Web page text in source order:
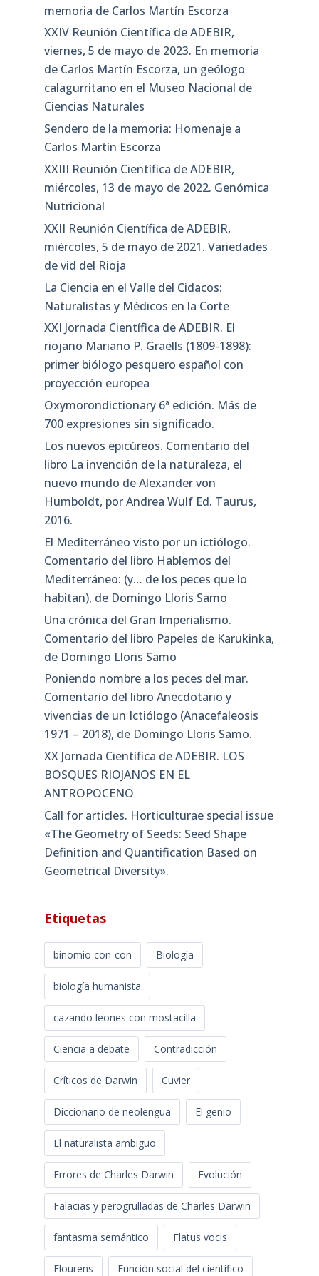
memoria de Carlos Martín Escorza
XXIV Reunión Científica de ADEBIR,
viernes, 5 de mayo de 2023. En memoria
de Carlos Martín Escorza, un geólogo
calagurritano en el Museo Nacional de
Ciencias Naturales
Sendero de la memoria: Homenaje a
Carlos Martín Escorza
XXIII Reunión Científica de ADEBIR,
miércoles, 13 de mayo de 2022. Genómica
Nutricional
XXII Reunión Científica de ADEBIR,
miércoles, 5 de mayo de 2021. Variedades
de vid del Rioja
La Ciencia en el Valle del Cidacos:
Naturalistas y Médicos en la Corte
XXI Jornada Científica de ADEBIR. El
riojano Mariano P. Graells (1809-1898):
primer biólogo pesquero español con
proyección europea
Oxymorondictionary 6ª edición. Más de
700 expresiones sin significado.
Los nuevos epicúreos. Comentario del
libro La invención de la naturaleza, el
nuevo mundo de Alexander von
Humboldt, por Andrea Wulf Ed. Taurus,
2016.
El Mediterráneo visto por un ictiólogo.
Comentario del libro Hablemos del
Mediterráneo: (y… de los peces que lo
habitan), de Domingo Lloris Samo
Una crónica del Gran Imperialismo.
Comentario del libro Papeles de Karukinka,
de Domingo Lloris Samo
Poniendo nombre a los peces del mar.
Comentario del libro Anecdotario y
vivencias de un Ictiólogo (Anacefaleosis
1971 – 2018), de Domingo Lloris Samo.
XX Jornada Científica de ADEBIR. LOS
BOSQUES RIOJANOS EN EL
ANTROPOCENO
Call for articles. Horticulturae special issue
«The Geometry of Seeds: Seed Shape
Definition and Quantification Based on
Geometrical Diversity»​.
Etiquetas
binomio con-con Biología
biología humanista
cazando leones con mostacilla
Ciencia a debate Contradicción
Críticos de Darwin Cuvier
Diccionario de neolengua El genio
El naturalista ambiguo
Errores de Charles Darwin Evolución
Falacias y perogrulladas de Charles Darwin
fantasma semántico Flatus vocis
Flourens Función social del científico